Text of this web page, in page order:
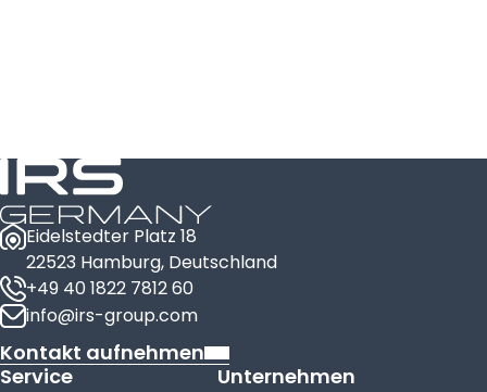
Eidelstedter Platz 18
22523 Hamburg, Deutschland
+49 40 1822 7812 60
info@irs-group.com
Kontakt aufnehmen
Service
Unternehmen